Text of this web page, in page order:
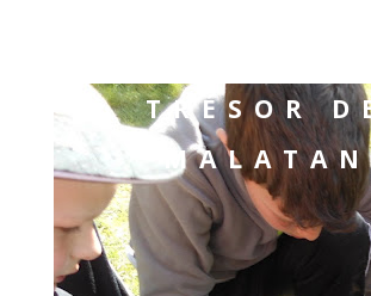
TRÉSOR
MALATAN